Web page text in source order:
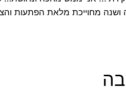
ושנה מחוייכת מלאת הפתעות